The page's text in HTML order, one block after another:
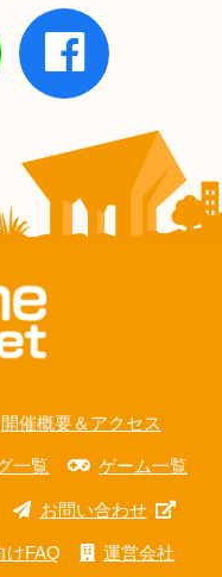
開催概要＆アクセス
一覧 ゲーム一覧
お問い合わせ
けFAQ 運営会社